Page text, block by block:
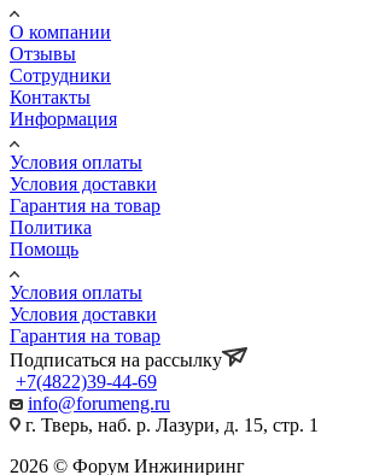
О компании
Отзывы
Сотрудники
Контакты
Информация
Условия оплаты
Условия доставки
Гарантия на товар
Политика
Помощь
Условия оплаты
Условия доставки
Гарантия на товар
Подписаться на рассылку
+7(4822)39-44-69
info@forumeng.ru
г. Тверь, наб. р. Лазури, д. 15, стр. 1
2026 © Форум Инжиниринг